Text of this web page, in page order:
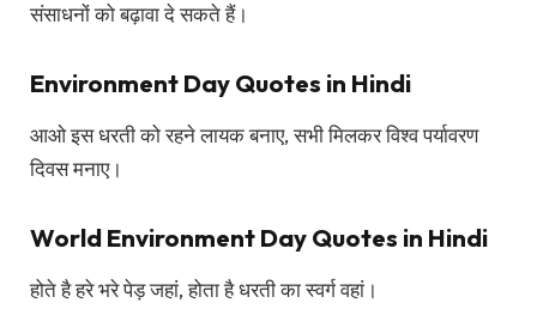
संसाधनों को बढ़ावा दे सकते हैं।
Environment Day Quotes in Hindi
आओ इस धरती को रहने लायक बनाए, सभी मिलकर विश्व पर्यावरण
दिवस मनाए।
World Environment Day Quotes in Hindi
होते है हरे भरे पेड़ जहां, होता है धरती का स्वर्ग वहां।